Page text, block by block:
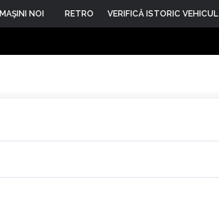
MAŞINI NOI RETRO VERIFICĂ ISTORIC VEHICUL